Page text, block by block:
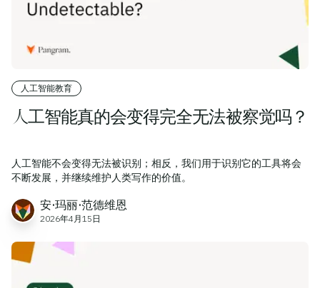
人工智能教育
人工智能真的会变得完全无法被察觉吗？
人工智能不会变得无法被识别；相反，我们用于识别它的工具将会
不断发展，并继续维护人类写作的价值。
安·玛丽·范德维恩
2026年4月15日